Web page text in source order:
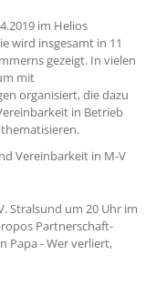
im Helios
wird insgesamt in 11
gezeigt. In vielen
mit
organisiert, die dazu
in Betrieb
Vereinbarkeit in M-V
Stralsund um 20 Uhr im
Partnerschaft-
Papa - Wer verliert,